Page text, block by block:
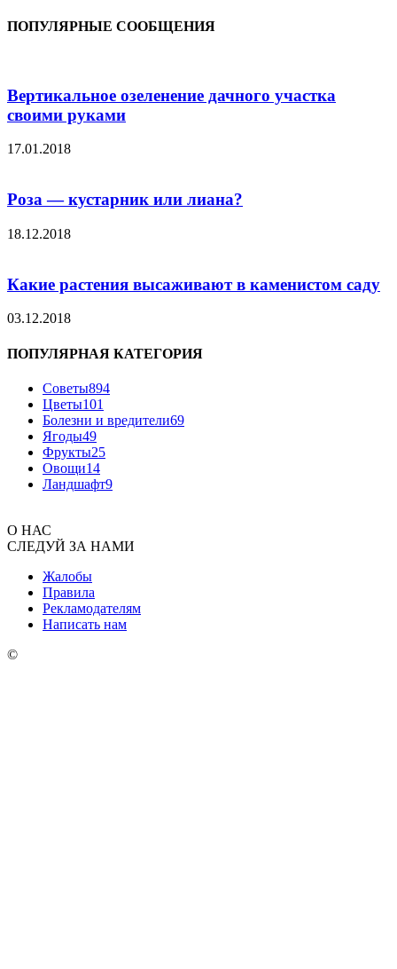
ПОПУЛЯРНЫЕ СООБЩЕНИЯ
Вертикальное озеленение дачного участка
своими руками
17.01.2018
Роза — кустарник или лиана?
18.12.2018
Какие растения высаживают в каменистом саду
03.12.2018
ПОПУЛЯРНАЯ КАТЕГОРИЯ
Советы894
Цветы101
Болезни и вредители69
Ягоды49
Фрукты25
Овощи14
Ландшафт9
О НАС
СЛЕДУЙ ЗА НАМИ
Жалобы
Правила
Рекламодателям
Написать нам
©